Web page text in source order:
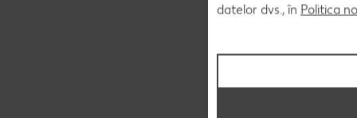
datelor dvs., în Politica